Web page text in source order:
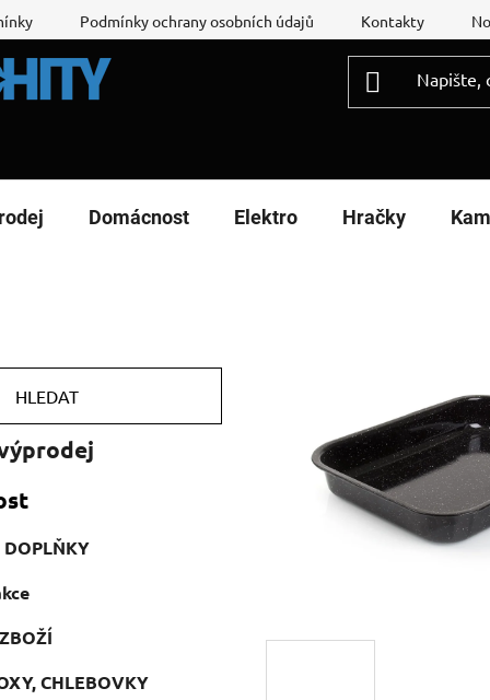
Podmínky ochrany osobních údajů Kontakty
Domácnost Elektro Hračky
HLEDAT
CHLEBOVKY